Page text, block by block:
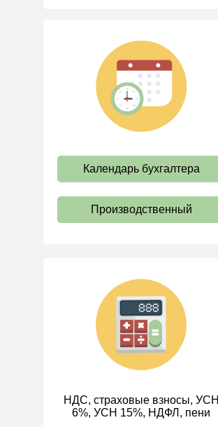
локальные акты
Рабочее время и режим
труда
Отпуск и время отдыха
Оплата труда
Ответственность и
взыскания
Пенсии
Трудовые книжки
Кадровые документы и
образцы
Персональные данные
ИП
Календарь бухгалтера
Производственный
НДС, страховые взносы, УСН
6%, УСН 15%, НДФЛ, пени